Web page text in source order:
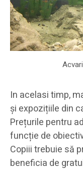
In acelasi timp,
și expozițiile din
Prețurile pentru
funcție de
Copiii trebuie să
beneficia de